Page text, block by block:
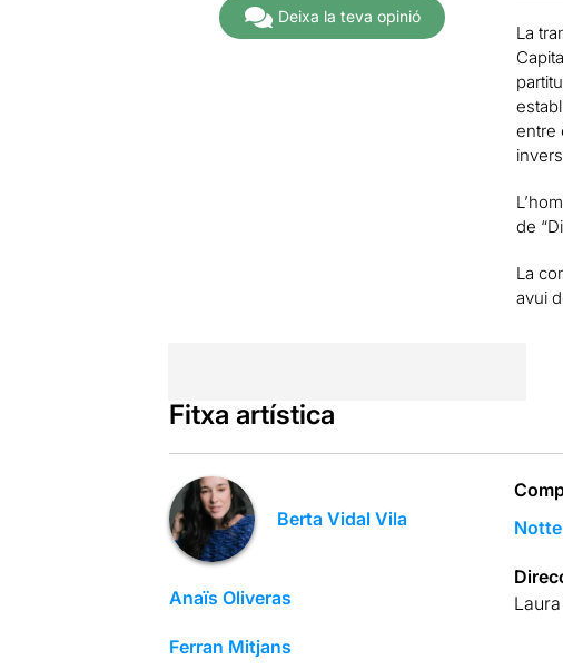
Deixa la teva opinió
La
entre
de
La
avui
Fitxa artística
Berta Vidal Vila
Anaïs Oliveras
Ferran Mitjans